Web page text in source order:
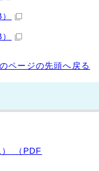
ページの先頭へ戻る
（PDF